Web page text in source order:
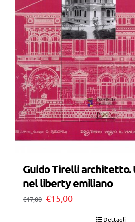
Guido Tirelli architetto.
nel liberty emiliano
€17,00 Il
€15,00Il
Dettagli